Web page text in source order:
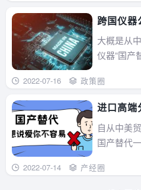
跨国仪器
潮
大概是从
仪器“国产
2022-07-16 政策圈
进口高端
自从中美
国产替代
2022-07-14 产经圈